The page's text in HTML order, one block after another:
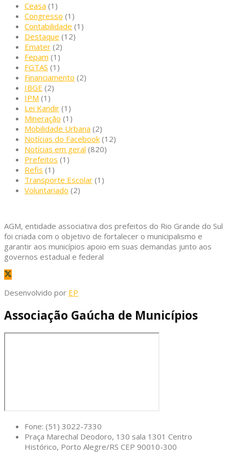
Ceasa (1)
Congresso (1)
Contabilidade (1)
Destaque (12)
Emater (2)
Fepam (1)
FGTAS (1)
Financiamento (2)
IBGE (2)
IPM (1)
Lei Kandir (1)
Mineração (1)
Mobilidade Urbana (2)
Notícias do Facebook (12)
Notícias em geral (820)
Prefeitos (1)
Refis (1)
Transporte Escolar (1)
Voluntariado (2)
AGM, entidade associativa dos prefeitos do Rio Grande do Sul
foi criada com o objetivo de fortalecer o municipalismo e
garantir aos municípios apoio em suas demandas junto aos
governos estadual e federal
Desenvolvido por EP
Associação Gaúcha de Municípios
Fone: (51) 3022-7330
Praça Marechal Deodoro, 130 sala 1301 Centro
Histórico, Porto Alegre/RS CEP 90010-300